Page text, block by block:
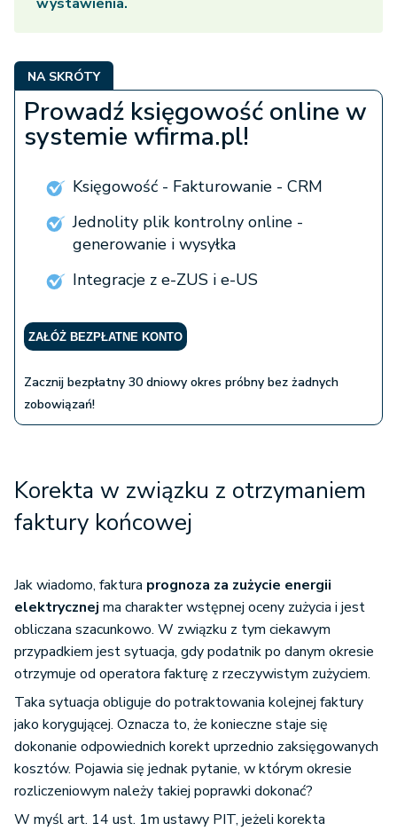
NA SKRÓTY
Prowadź księgowość online w
systemie wfirma.pl!
Księgowość - Fakturowanie - CRM
Jednolity plik kontrolny online -
generowanie i wysyłka
Integracje z e-ZUS i e-US
ZAŁÓŻ BEZPŁATNE KONTO
Zacznij bezpłatny 30 dniowy okres próbny bez żadnych
zobowiązań!
Korekta w związku z otrzymaniem
faktury końcowej
Jak wiadomo, faktura prognoza za zużycie energii
elektrycznej ma charakter wstępnej oceny zużycia i jest
obliczana szacunkowo. W związku z tym ciekawym
przypadkiem jest sytuacja, gdy podatnik po danym okresie
otrzymuje od operatora fakturę z rzeczywistym zużyciem.
Taka sytuacja obliguje do potraktowania kolejnej faktury
jako korygującej. Oznacza to, że konieczne staje się
dokonanie odpowiednich korekt uprzednio zaksięgowanych
kosztów. Pojawia się jednak pytanie, w którym okresie
rozliczeniowym należy takiej poprawki dokonać?
W myśl art. 14 ust. 1m ustawy PIT, jeżeli korekta